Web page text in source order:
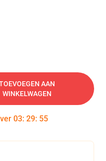
AAN
WINKELWAGEN
03: 29: 54